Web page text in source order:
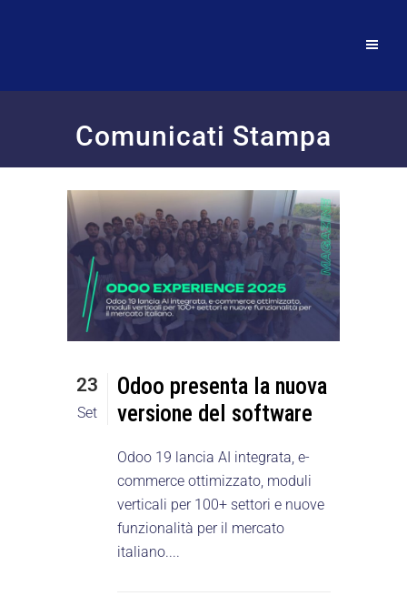
Comunicati Stampa
23
Set
Odoo presenta la nuova
versione del software
Odoo 19 lancia AI integrata, e-
commerce ottimizzato, moduli
verticali per 100+ settori e nuove
funzionalità per il mercato
italiano....